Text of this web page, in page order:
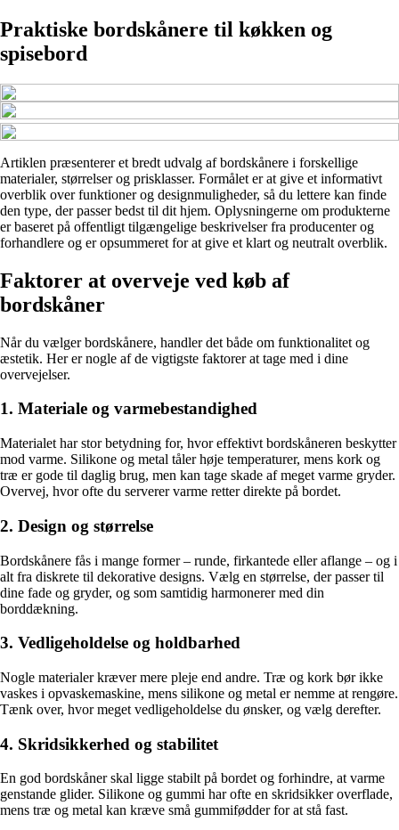
Praktiske bordskånere til køkken og
spisebord
Artiklen præsenterer et bredt udvalg af bordskånere i forskellige
materialer, størrelser og prisklasser. Formålet er at give et informativt
overblik over funktioner og designmuligheder, så du lettere kan finde
den type, der passer bedst til dit hjem. Oplysningerne om produkterne
er baseret på offentligt tilgængelige beskrivelser fra producenter og
forhandlere og er opsummeret for at give et klart og neutralt overblik.
Faktorer at overveje ved køb af
bordskåner
Når du vælger bordskånere, handler det både om funktionalitet og
æstetik. Her er nogle af de vigtigste faktorer at tage med i dine
overvejelser.
1. Materiale og varmebestandighed
Materialet har stor betydning for, hvor effektivt bordskåneren beskytter
mod varme. Silikone og metal tåler høje temperaturer, mens kork og
træ er gode til daglig brug, men kan tage skade af meget varme gryder.
Overvej, hvor ofte du serverer varme retter direkte på bordet.
2. Design og størrelse
Bordskånere fås i mange former – runde, firkantede eller aflange – og i
alt fra diskrete til dekorative designs. Vælg en størrelse, der passer til
dine fade og gryder, og som samtidig harmonerer med din
borddækning.
3. Vedligeholdelse og holdbarhed
Nogle materialer kræver mere pleje end andre. Træ og kork bør ikke
vaskes i opvaskemaskine, mens silikone og metal er nemme at rengøre.
Tænk over, hvor meget vedligeholdelse du ønsker, og vælg derefter.
4. Skridsikkerhed og stabilitet
En god bordskåner skal ligge stabilt på bordet og forhindre, at varme
genstande glider. Silikone og gummi har ofte en skridsikker overflade,
mens træ og metal kan kræve små gummifødder for at stå fast.